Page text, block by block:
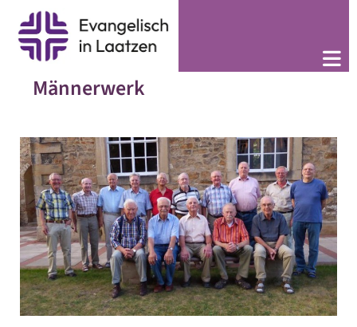
Männerwerk